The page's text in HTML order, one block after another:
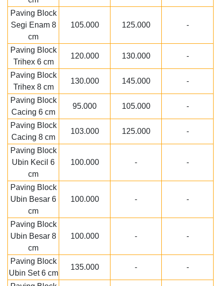
Paving Block
Segi Enam 8
cm
105.000 125.000 -
Paving Block
Trihex 6 cm
120.000 130.000 -
Paving Block
Trihex 8 cm
130.000 145.000 -
Paving Block
Cacing 6 cm
95.000 105.000 -
Paving Block
Cacing 8 cm
103.000 125.000 -
Paving Block
Ubin Kecil 6
cm
100.000 - -
Paving Block
Ubin Besar 6
cm
100.000 - -
Paving Block
Ubin Besar 8
cm
100.000 - -
Paving Block
Ubin Set 6 cm
135.000 - -